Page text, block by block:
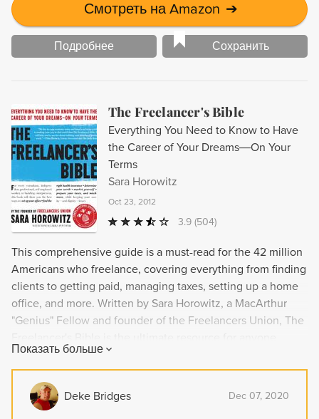
Смотреть на Amazon ➔
Подробнее Сохранить
The Freelancer's Bible
Everything You Need to Know to Have
the Career of Your Dreams―On Your
Terms
Sara Horowitz
Oct 23, 2012
3.9 (504)
This comprehensive guide is a must-read for the 42 million
Americans who freelance, covering everything from finding
clients to getting paid, managing taxes, setting up a home
office, and more. Written by Sara Horowitz, a MacArthur
"Genius" Fellow and founder of the Freelancers Union, The
looking to become a successful and thriving freelancer.
Показать больше
Deke Bridges Dec 07, 2020